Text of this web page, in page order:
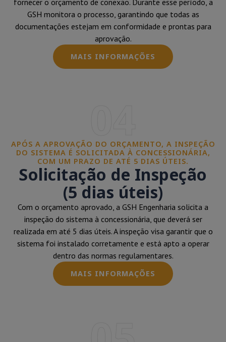
fornecer o orçamento de conexão. Durante esse período, a
GSH monitora o processo, garantindo que todas as
documentações estejam em conformidade e prontas para
aprovação.
MAIS INFORMAÇÕES
APÓS A APROVAÇÃO DO ORÇAMENTO, A INSPEÇÃO
DO SISTEMA É SOLICITADA À CONCESSIONÁRIA,
COM UM PRAZO DE ATÉ 5 DIAS ÚTEIS.
Solicitação de Inspeção
(5 dias úteis)
Com o orçamento aprovado, a GSH Engenharia solicita a
inspeção do sistema à concessionária, que deverá ser
realizada em até 5 dias úteis. A inspeção visa garantir que o
sistema foi instalado corretamente e está apto a operar
dentro das normas regulamentares.
MAIS INFORMAÇÕES